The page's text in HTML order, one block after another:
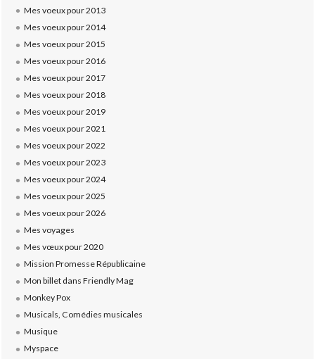
Mes voeux pour 2013
Mes voeux pour 2014
Mes voeux pour 2015
Mes voeux pour 2016
Mes voeux pour 2017
Mes voeux pour 2018
Mes voeux pour 2019
Mes voeux pour 2021
Mes voeux pour 2022
Mes voeux pour 2023
Mes voeux pour 2024
Mes voeux pour 2025
Mes voeux pour 2026
Mes voyages
Mes vœux pour 2020
Mission Promesse Républicaine
Mon billet dans Friendly Mag
Monkey Pox
Musicals, Comédies musicales
Musique
Myspace